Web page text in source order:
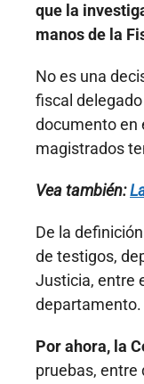
que la
manos de la
No es una
fiscal
documento en
magistrados
Vea también:
De la
de testigos,
Justicia, entre
departamento.
Por ahora, la
pruebas, entre